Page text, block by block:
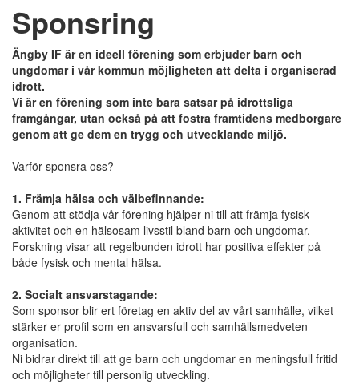
Sponsring
Ängby IF är en ideell förening som erbjuder barn och
ungdomar i vår kommun möjligheten att delta i organiserad
idrott.
Vi är en förening som inte bara satsar på idrottsliga
framgångar, utan också på att fostra framtidens medborgare
genom att ge dem en trygg och utvecklande miljö.
Varför sponsra oss?
1. Främja hälsa och välbefinnande:
Genom att stödja vår förening hjälper ni till att främja fysisk
aktivitet och en hälsosam livsstil bland barn och ungdomar.
Forskning visar att regelbunden idrott har positiva effekter på
både fysisk och mental hälsa.
2. Socialt ansvarstagande:
Som sponsor blir ert företag en aktiv del av vårt samhälle, vilket
stärker er profil som en ansvarsfull och samhällsmedveten
organisation.
Ni bidrar direkt till att ge barn och ungdomar en meningsfull fritid
och möjligheter till personlig utveckling.